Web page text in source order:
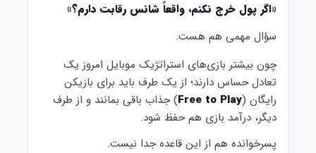
«اگر پول خرج نکنم، واقعاً شانس رقابت دارم؟»
سؤال مهمی هم هست.
چون بیشتر بازی‌های استراتژیک موبایل امروز یک
تعادل حساس دارند؛ از یک طرف باید برای بازیکن
رایگان (Free to Play) جذاب باقی بمانند و از طرف
دیگر، درآمد بازی هم حفظ شود.
پسرخوانده هم از این قاعده جدا نیست.